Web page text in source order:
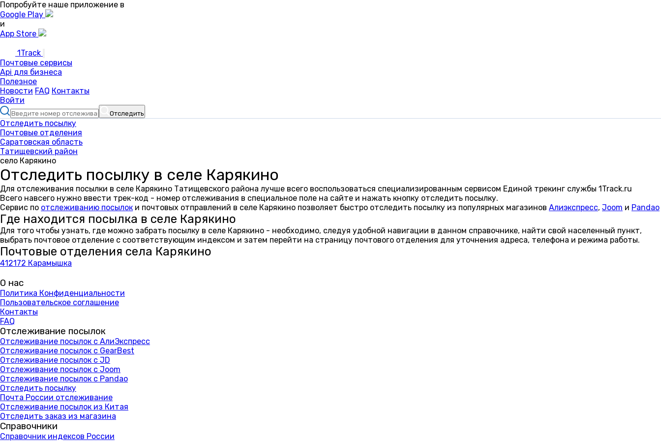
Попробуйте наше приложение в
Google Play
и
App Store
1Track
Почтовые сервисы
Api для бизнеса
Полезное
Новости FAQ Контакты
Войти
Отследить
Отследить посылку
Почтовые отделения
Саратовская область
Татищевский район
село Карякино
Отследить посылку в селе Карякино
Для отслеживания посылки в селе Карякино Татищевского района лучше всего воспользоваться специализированным сервисом Единой трекинг службы 1Track.ru
Всего навсего нужно ввести трек-код - номер отслеживания в специальное поле на сайте и нажать кнопку отследить посылку.
Сервис по отслеживанию посылок и почтовых отправлений в селе Карякино позволяет быстро отследить посылку из популярных магазинов Алиэкспресс, Joom и Pandao
Где находится посылка в селе Карякино
Для того чтобы узнать, где можно забрать посылку в селе Карякино - необходимо, следуя удобной навигации в данном справочнике, найти свой населенный пункт,
выбрать почтовое отделение с соответствующим индексом и затем перейти на страницу почтового отделения для уточнения адреса, телефона и режима работы.
Почтовые отделения села Карякино
412172 Карамышка
О нас
Политика Конфиденциальности
Пользовательское соглашение
Контакты
FAQ
Отслеживание посылок
Отслеживание посылок с АлиЭкспресс
Отслеживание посылок с GearBest
Отслеживание посылок с JD
Отслеживание посылок с Joom
Отслеживание посылок с Pandao
Отследить посылку
Почта России отслеживание
Отслеживание посылок из Китая
Отследить заказ из магазина
Справочники
Справочник индексов России